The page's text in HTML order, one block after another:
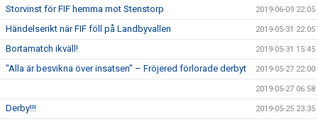
Storvinst för FIF hemma mot Stenstorp 2019-06-09 22:05
Händelserikt när FIF föll på Landbyvallen 2019-05-31 22:05
Bortamatch ikväll! 2019-05-31 15:45
"Alla är besvikna över insatsen" – Fröjered förlorade derbyt 2019-05-27 22:00
2019-05-27 06:58
Derby!!! 2019-05-25 23:35